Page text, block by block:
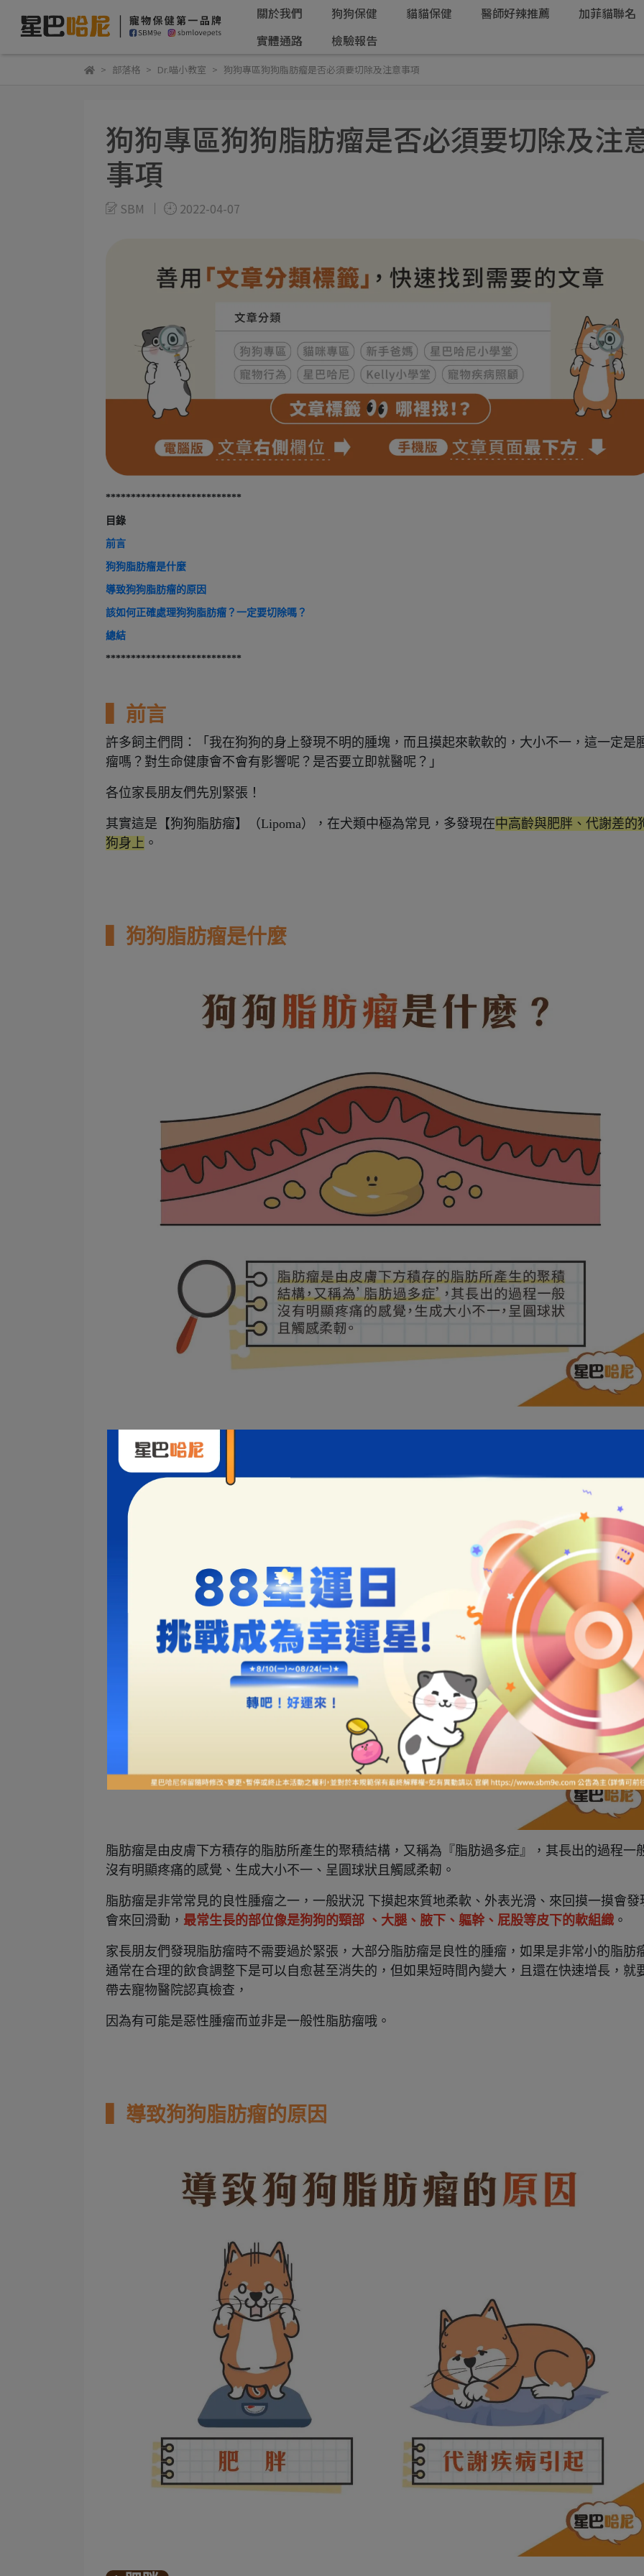
關於我們 狗狗保健 貓貓保健 醫師好辣推薦
加菲貓聯名
實體通路
檢驗報告
部落格 Dr.喵小教室 狗狗專區狗狗脂肪瘤是否必須要切除及注意事項
狗狗專區狗狗脂肪瘤是否必須要切除及注
事項
SBM 2022-04-07
***************************
目錄
前言
狗狗脂肪瘤是什麼
導致狗狗脂肪瘤的原因
該如何正確處理狗狗脂肪瘤？一定要切除嗎？
總結
***************************
▍前言
許多飼主們問：「我在狗狗的身上發現不明的腫塊，而且摸起來軟軟的，大小不一，這一定是
瘤嗎？對生命健康會不會有影響呢？是否要立即就醫呢？」
各位家長朋友們先別緊張！
其實這是【狗狗脂肪瘤】（Lipoma），在犬類中極為常見，多發現在中高齡與肥胖、代謝差的
狗身上 。
▍狗狗脂肪瘤是什麼
脂肪瘤是由皮膚下方積存的脂肪所產生的聚積結構，又稱為『脂肪過多症』，其長出的過程一
沒有明顯疼痛的感覺、生成大小不一、呈圓球狀且觸感柔軔。
脂肪瘤是非常常見的良性腫瘤之一，一般狀況 下摸起來質地柔軟、外表光滑、來回摸一摸會發
會來回滑動， 最常生長的部位像是狗狗的頸部 、大腿、腋下、軀幹、屁股等皮下的軟組織 。
家長朋友們發現脂肪瘤時不需要過於緊張，大部分脂肪瘤是良性的腫瘤，如果是非常小的脂肪
通常在合理的飲食調整下是可以自愈甚至消失的，但如果短時間內變大，且還在快速增長，就
帶去寵物醫院認真檢查，
因為有可能是惡性腫瘤而並非是一般性脂肪瘤哦。
▍導致狗狗脂肪瘤的原因